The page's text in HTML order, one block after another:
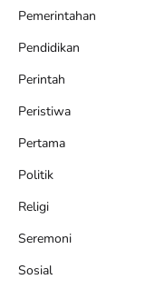
Pemerintahan
Pendidikan
Perintah
Peristiwa
Pertama
Politik
Religi
Seremoni
Sosial